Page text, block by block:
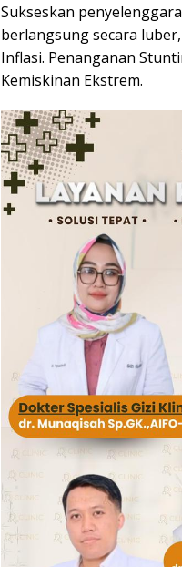
Sukseskan
berlangsung secara
Inflasi. Penanganan
Kemiskinan Ekstrem.